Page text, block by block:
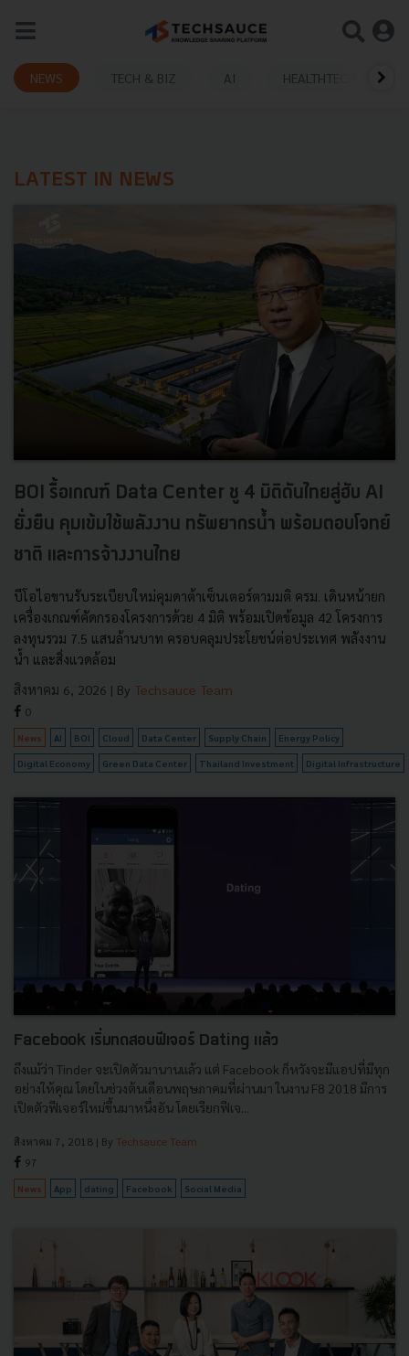
NEWS TECH & BIZ AI HEALTHTECH
LATEST IN NEWS
BOI รื้อเกณฑ์ Data Center ชู 4 มิติดันไทยสู่ฮับ AI
ยั่งยืน คุมเข้มใช้พลังงาน ทรัพยากรน้ำ พร้อมตอบโจทย์
ชาติ และการจ้างงานไทย
บีโอไอขานรับระเบียบใหม่คุมดาต้าเซ็นเตอร์ตามมติ ครม. เดินหน้ายก
เครื่องเกณฑ์คัดกรองโครงการด้วย 4 มิติ พร้อมเปิดข้อมูล 42 โครงการ
ลงทุนรวม 7.5 แสนล้านบาท ครอบคลุมประโยชน์ต่อประเทศ พลังงาน
น้ำ และสิ่งแวดล้อม
สิงหาคม 6, 2026 | By Techsauce Team
0
News AI BOI Cloud Data Center Supply Chain Energy Policy
Digital Economy Green Data Center Thailand Investment Digital Infrastructure
Facebook เริ่มทดสอบฟีเจอร์ Dating แล้ว
ถึงแม้ว่า Tinder จะเปิดตัวมานานแล้ว แต่ Facebook ก็หวังจะมีแอปที่มีทุก
อย่างให้คุณ โดยในช่วงต้นเดือนพฤษภาคมที่ผ่านมา ในงาน F8 2018 มีการ
เปิดตัวฟีเจอร์ใหม่ขึ้นมาหนึ่งอัน โดยเรียกฟีเจ...
สิงหาคม 7, 2018 | By Techsauce Team
97
News App dating Facebook Social Media